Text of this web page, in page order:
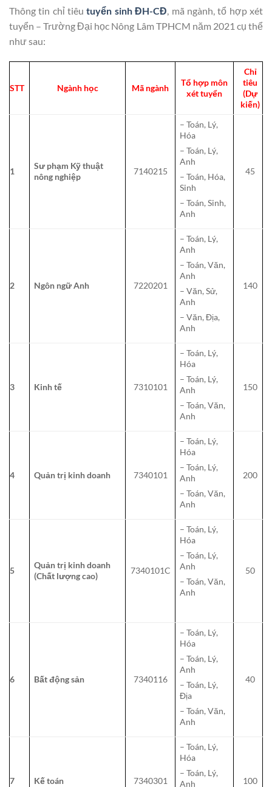
Thông tin chỉ tiêutuyển sinh ĐH-CĐ, mã ngành, tổ hợp xét
tuyển – Trường Đại học Nông Lâm TPHCM năm 2021 cụ thể
như sau:
STT Ngành học Mã ngành
Tổ hợp môn
xét tuyển
Chỉ
tiêu
(Dự
kiến)
1
Sư phạm Kỹ thuật
nông nghiệp
7140215
– Toán, Lý,
Hóa
– Toán, Lý,
Anh
– Toán, Hóa,
Sinh
– Toán, Sinh,
Anh
45
2 Ngôn ngữ Anh 7220201
– Toán, Lý,
Anh
– Toán, Văn,
Anh
– Văn, Sử,
Anh
– Văn, Địa,
Anh
140
3 Kinh tế 7310101
– Toán, Lý,
Hóa
– Toán, Lý,
Anh
– Toán, Văn,
Anh
150
4 Quản trị kinh doanh 7340101
– Toán, Lý,
Hóa
– Toán, Lý,
Anh
– Toán, Văn,
Anh
200
5
Quản trị kinh doanh
(Chất lượng cao)
7340101C
– Toán, Lý,
Hóa
– Toán, Lý,
Anh
– Toán, Văn,
Anh
50
6 Bất động sản 7340116
– Toán, Lý,
Hóa
– Toán, Lý,
Anh
– Toán, Lý,
Địa
– Toán, Văn,
Anh
40
7 Kế toán 7340301
– Toán, Lý,
Hóa
– Toán, Lý,
Anh
100